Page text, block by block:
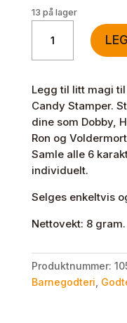
13 på lager
Potter
Candy
8g
antall
Legg til litt magi
Candy Stamper.
dine som Dobby,
Ron og
Samle alle 6
individuelt.
Selges enkeltvis
Nettovekt: 8 gram.
Produktnummer:
Barnegodteri